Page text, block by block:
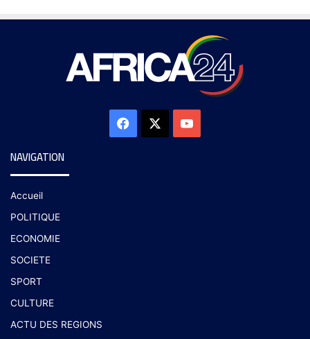
NAVIGATION
Accueil
POLITIQUE
ECONOMIE
SOCIETE
SPORT
CULTURE
ACTU DES REGIONS